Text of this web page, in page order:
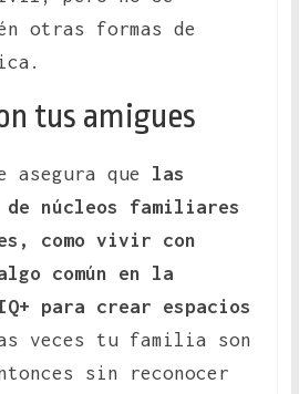
otras formas de
tus amigues
asegura que las
de núcleos familiares
como vivir con
común en la
para crear espacios
veces tu familia son
sin reconocer